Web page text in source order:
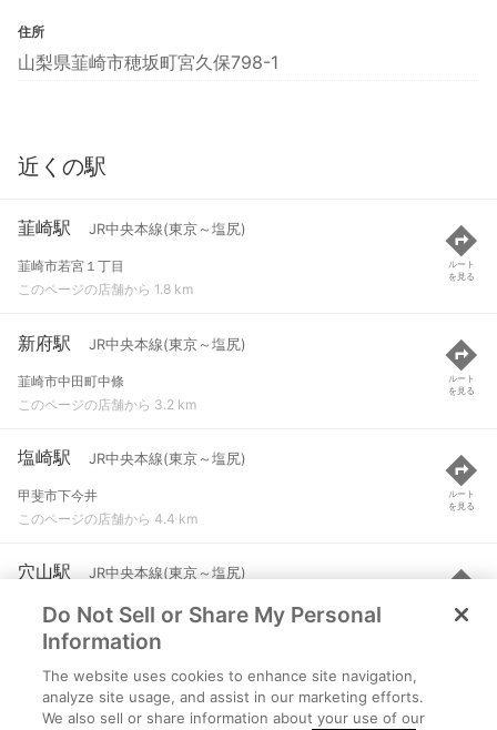
住所
山梨県韮崎市穂坂町宮久保798-1
近くの駅
韮崎駅 JR中央本線(東京～塩尻)
韮崎市若宮１丁目
このページの店舗から 1.8 km
ルート
を見る
新府駅 JR中央本線(東京～塩尻)
韮崎市中田町中條
このページの店舗から 3.2 km
ルート
を見る
塩崎駅 JR中央本線(東京～塩尻)
甲斐市下今井
このページの店舗から 4.4 km
ルート
を見る
穴山駅 JR中央本線(東京～塩尻)
韮崎市穴山町
このページの店舗から 5.5 km
ルート
を見る
竜王駅 JR中央本線(東京～塩尻)
甲斐市竜王新町
Do Not Sell or Share My Personal
Information
The website uses cookies to enhance site navigation,
analyze site usage, and assist in our marketing efforts.
We also sell or share information about your use of our